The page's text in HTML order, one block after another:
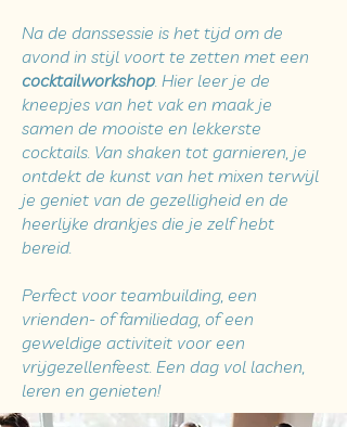
Na de danssessie is het tijd om de
avond in stijl voort te zetten met een
cocktailworkshop. Hier leer je de
kneepjes van het vak en maak je
samen de mooiste en lekkerste
cocktails. Van shaken tot garnieren, je
ontdekt de kunst van het mixen terwijl
je geniet van de gezelligheid en de
heerlijke drankjes die je zelf hebt
bereid.
Perfect voor teambuilding, een
vrienden- of familiedag, of een
geweldige activiteit voor een
vrijgezellenfeest. Een dag vol lachen,
leren en genieten!